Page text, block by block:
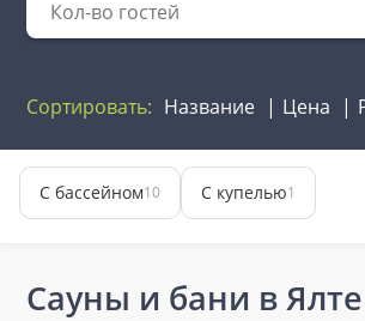
Сортировать: Название Цена
С бассейном10 С купелью1
Сауны и бани в Ялте